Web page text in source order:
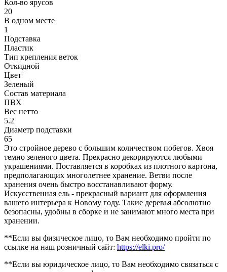
Кол-во ярусов
20
В одном месте
1
Подставка
Пластик
Тип крепления веток
Откидной
Цвет
Зеленый
Состав материала
ПВХ
Вес нетто
5.2
Диаметр подставки
65
Это стройное дерево с большим количеством побегов. Хвоя
темно зеленого цвета. Прекрасно декорируются любыми
украшениями. Поставляется в коробках из плотного картона,
предполагающих многолетнее хранение. Ветви после
хранения очень быстро восстанавливают форму.
Искусственная ель - прекрасный вариант для оформления
вашего интерьера к Новому году. Такие деревья абсолютно
безопасны, удобны в сборке и не занимают много места при
хранении.
**Если вы физическое лицо, то Вам необходимо пройти по
ссылке на наш розничный сайт: https://elki.pro/
**Если вы юридическое лицо, то Вам необходимо связаться с